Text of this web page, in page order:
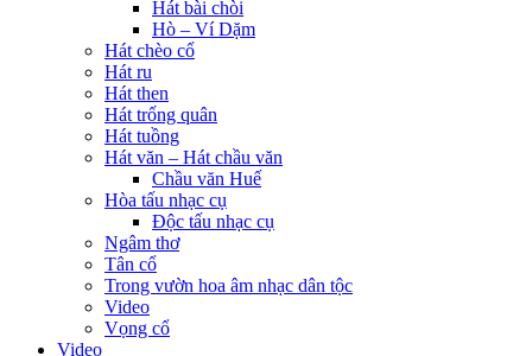
Hát bài chòi
Hò – Ví Dặm
Hát chèo cổ
Hát ru
Hát then
Hát trống quân
Hát tuồng
Hát văn – Hát chầu văn
Chầu văn Huế
Hòa tấu nhạc cụ
Độc tấu nhạc cụ
Ngâm thơ
Tân cổ
Trong vườn hoa âm nhạc dân tộc
Video
Vọng cổ
Video